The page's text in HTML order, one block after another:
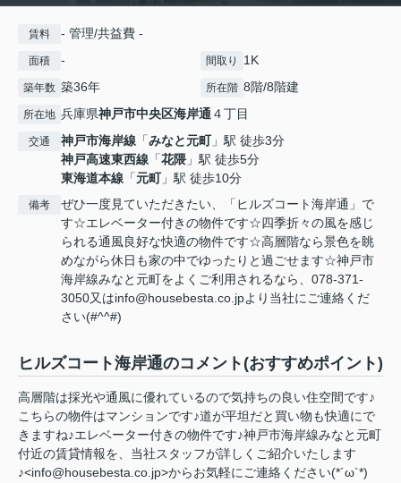
賃料 - 管理/共益費 -
面積 - 間取り 1K
築年数 築36年 所在階 8階/8階建
所在地 兵庫県神戸市中央区海岸通 ４丁目
交通 神戸市海岸線 「みなと元町」駅 徒歩3分
神戸高速東西線 「花隈 」駅 徒歩5分
東海道本線 「元町」駅 徒歩10分
備考
ぜひ一度見ていただきたい、「ヒルズコート海岸通」で
す☆エレベーター付きの物件です☆四季折々の風を感じ
られる通風良好な快適の物件です☆高層階なら景色を眺
めながら休日も家の中でゆったりと過ごせます☆神戸市
海岸線みなと元町をよくご利用されるなら、078-371-
3050又はinfo@housebesta.co.jpより当社にご連絡くだ
さい(#^^#)
ヒルズコート海岸通のコメント(おすすめポイント)
高層階は採光や通風に優れているので気持ちの良い住空間です♪
こちらの物件はマンションです♪道が平坦だと買い物も快適にで
きますね♪エレベーター付きの物件です♪神戸市海岸線みなと元町
付近の賃貸情報を、当社スタッフが詳しくご紹介いたします
♪<info@housebesta.co.jp>からお気軽にご連絡ください(*´ω`*)